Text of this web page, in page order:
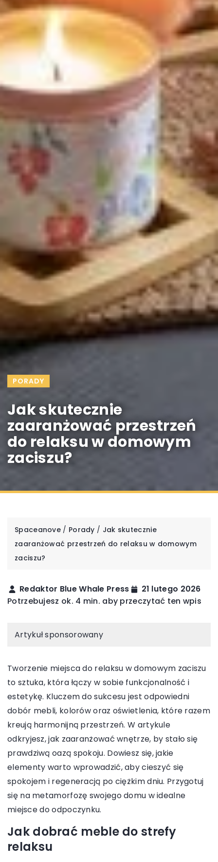
PORADY
Jak skutecznie
zaaranżować przestrzeń
do relaksu w domowym
zaciszu?
Spaceanove / Porady / Jak skutecznie
zaaranżować przestrzeń do relaksu w domowym
zaciszu?
Redaktor Blue Whale Press
21 lutego 2026
Potrzebujesz ok. 4 min. aby przeczytać ten wpis
Artykuł sponsorowany
Tworzenie miejsca do relaksu w domowym zaciszu
to sztuka, która łączy w sobie funkcjonalność i
estetykę. Kluczem do sukcesu jest odpowiedni
dobór mebli, kolorów oraz oświetlenia, które razem
kreują harmonijną przestrzeń. W artykule
odkryjesz, jak zaaranżować wnętrze, by stało się
prawdziwą oazą spokoju. Dowiesz się, jakie
elementy warto wprowadzić, aby cieszyć się
spokojem i regeneracją po ciężkim dniu. Przygotuj
się na metamorfozę swojego domu w idealne
miejsce do odpoczynku.
Jak dobrać meble do strefy
relaksu